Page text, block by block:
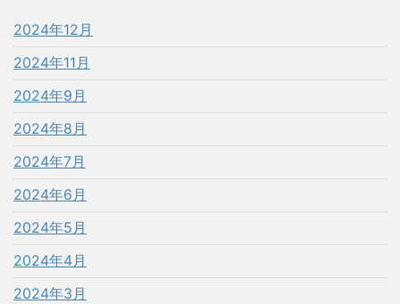
2024年12月
2024年11月
2024年9月
2024年8月
2024年7月
2024年6月
2024年5月
2024年4月
2024年3月